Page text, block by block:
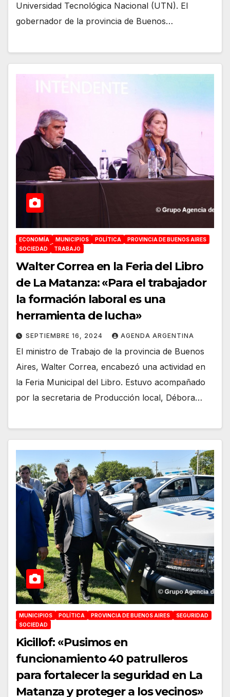
Universidad Tecnológica Nacional (UTN). El
gobernador de la provincia de Buenos…
ECONOMÍA MUNICIPIOS POLÍTICA
PROVINCIA DE BUENOS AIRES
SOCIEDAD
TRABAJO
Walter Correa en la Feria del Libro
de La Matanza: «Para el trabajador
la formación laboral es una
herramienta de lucha»
SEPTIEMBRE 16, 2024 AGENDA ARGENTINA
El ministro de Trabajo de la provincia de Buenos
Aires, Walter Correa, encabezó una actividad en
la Feria Municipal del Libro. Estuvo acompañado
por la secretaria de Producción local, Débora…
MUNICIPIOS POLÍTICA PROVINCIA DE BUENOS AIRES
SEGURIDAD
SOCIEDAD
Kicillof: «Pusimos en
funcionamiento 40 patrulleros
para fortalecer la seguridad en La
Matanza y proteger a los vecinos»